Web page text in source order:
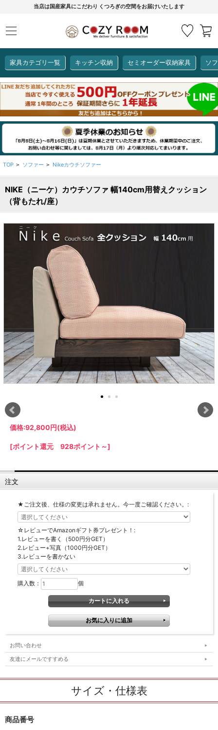
当店は国産家具にこだわり くつろぎの空間をお届けいたします
家具カテゴリ一覧 キッチン収納 セミオーダー収納家具 ソ
キッチン収納
全て見る
特徴で選ぶ
生活感を隠せるレンジ台
大型レンジ収納可能
ダストボックス収納可能
サイズで選ぶ
幅60cm
キッチンボード（食器棚・カップボード）
キッチンカウンター
特徴で選ぶ
対面キッチンカウンター
バタフライキッチンカウンター
ダストボックス収納可能
スライド棚付き
【FLEXY】組み合わせ自由なセミオ
カウンター下ラック
【LASCO】引戸式カウンター下ラッ
【LASCO】扉式カウンター下ラック
隙間を無駄なく活用
特徴で選ぶ
【LASCO】ロータイプ
キッチン収納
タワー tower（山崎実業）
ダストボックス
【Pittaly】耐震上置きラック
セミオーダー収納家具
全て見る
【GRANNER2】テレビ台・リビング
収納
【FLEXY】3方向オーダー家具
【LASCO】カウンター下収納
【LASCO】ワードローブ
【LASCO】スリムラック
【VALO】ダイニングテーブル
【SUNNY】サニタリー収納
【Pittaly】耐震上置きラック
ソファー
全て見る
1人掛けソファー
2人掛けソファー
3人掛けソファー
L型ソファー
シェーズロングソファ
合皮ソファー
ファブリックソファー
オットマン
シリーズで選ぶ
【Nike】カウチソファー
【SUOLA】カウチソファー
【Curt】ウッドフレームソファー
【AIKA】ハイバックソファ
【CLOSTER】シェーズロング＆カウ
チソファー
【Chene】ウッドフレームソファー
【Cruse】ウッドフレームソファー
【RAMON】ウッドアームソファ
【Grace】ウッドフレームソファー
【Gainer】ウッドフレームソファー
リビング家具
全て見る
チェスト
ラック・シェルフ
下駄箱・シューズボッ
アコーディオンドア
デスク・デスクワゴン
業）
クリーナースタンド
引き戸式カウンター下
ラック
テレビ台
ローボード
ハイタイプ
壁面タイプ
趣味の収納
釣竿・釣り具収納
ゴルフクラブ収納
CDラック・DVDラック
キャンプギア収納
学習デスク・子供部屋
ダイニングセット
全て見る
チェア
こたつテーブル
カーインテリア
全て見る
【標準幅】リアシートテーブル
【ワイド幅】リアシートテーブル
【標準幅用】テレビスタンド
COZY ROOMオリジナル
全て見る
ここでしか買えない！COZY ROOMオリジナル家具
生活感を隠してスッキリ収納
レンジ台【CUBO】
狭いキッチンのお悩み解決
【COOKING ASSISTANT】
かさばる調理器具の宿屋
ディスプレイ鍋収納【Pots】
個室型デスク【COZYROOM】
おしゃれなのに機能性抜群
掃除機収納【Cleany】
万が一の地震対策
突っ張りラック【Pittaly】
TOP > ソファー > Nikeカウチソファー
NIKE（ニーケ）カウチソファ 幅140cm用替えクッション
（背もたれ/座）
価格:92,800円(税込)
[ポイント還元 928ポイント～]
注文
★ご注文後、仕様の変更は承れません。今一度ご確認ください。:
☆レビューでAmazonギフト券プレゼント！:
1.レビューを書く（500円分GET）
2.レビュー+写真（1000円分GET）
3.レビューを書かない
購入数： 個
お問い合わせ
友達にメールですすめる
サイズ・仕様表
商品番号